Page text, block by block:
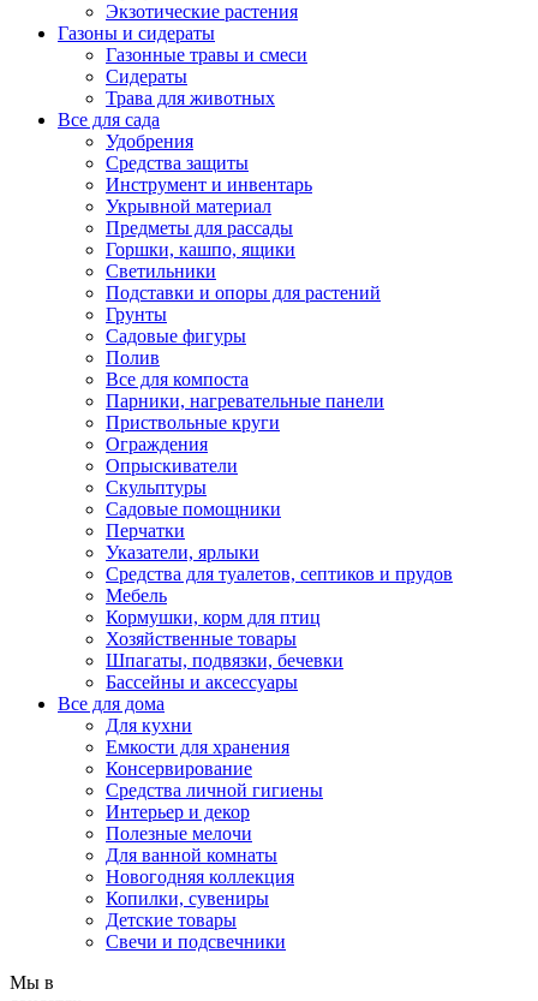
Экзотические растения
Газоны и сидераты
Газонные травы и смеси
Сидераты
Трава для животных
Все для сада
Удобрения
Средства защиты
Инструмент и инвентарь
Укрывной материал
Предметы для рассады
Горшки, кашпо, ящики
Светильники
Подставки и опоры для растений
Грунты
Садовые фигуры
Полив
Все для компоста
Парники, нагревательные панели
Приствольные круги
Ограждения
Опрыскиватели
Скульптуры
Садовые помощники
Перчатки
Указатели, ярлыки
Средства для туалетов, септиков и прудов
Мебель
Кормушки, корм для птиц
Хозяйственные товары
Шпагаты, подвязки, бечевки
Бассейны и аксессуары
Все для дома
Для кухни
Емкости для хранения
Консервирование
Средства личной гигиены
Интерьер и декор
Полезные мелочи
Для ванной комнаты
Новогодняя коллекция
Копилки, сувениры
Детские товары
Свечи и подсвечники
Мы в